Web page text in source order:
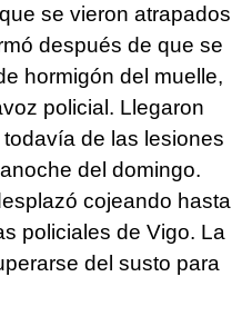
se vieron atrapados
después de que se
hormigón del muelle,
policial. Llegaron
de las lesiones
del domingo.
cojeando hasta
policiales de Vigo. La
del susto para